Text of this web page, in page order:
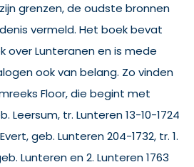
grenzen, de oudste bronnen
vermeld. Het boek bevat
over Lunteranen en is mede
ook van belang. Zo vinden
Floor, die begint met
Leersum, tr. Lunteren 13-10-1724
geb. Lunteren 204-1732, tr. 1.
Lunteren en 2. Lunteren 1763